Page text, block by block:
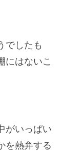
でしたも
にはないこ
がいっぱい
を熱弁する